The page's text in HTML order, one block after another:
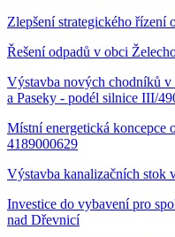
Zlepšení strategického řízení
Řešení odpadů v obci
Výstavba nových chodníků
a Paseky - podél silnice III/
Místní energetická koncepce
4189000629
Výstavba kanalizačních stok
Investice do vybavení pro
nad Dřevnicí